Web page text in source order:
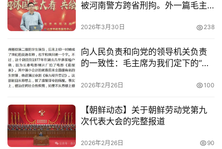
被河南警方跨省刑拘。外一篇毛主
2026年3月30日 238
向人民负责和向党的领导机关负责
的一致性：毛主席为我们定下的“出
2026年2月26日 100
【朝鲜动态】关于朝鲜劳动党第九
次代表大会的完整报道
2026年2月26日 90